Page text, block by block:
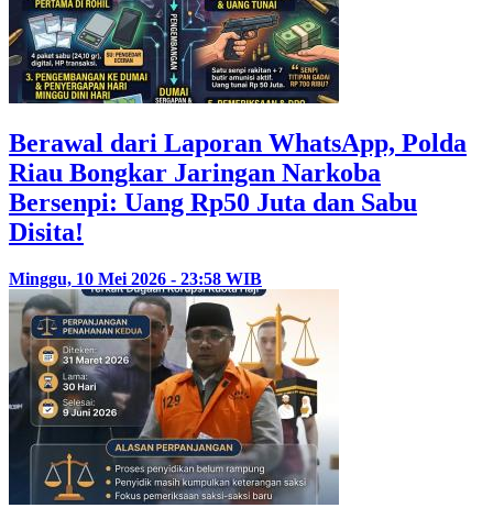
Berawal dari Laporan WhatsApp, Polda
Riau Bongkar Jaringan Narkoba
Bersenpi: Uang Rp50 Juta dan Sabu
Disita!
Minggu, 10 Mei 2026 - 23:58 WIB